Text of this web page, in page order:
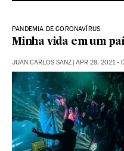
PANDEMIA DE CORONAVÍRUS
Minha vida em um
JUAN CARLOS SANZ | APR 28, 2021 -